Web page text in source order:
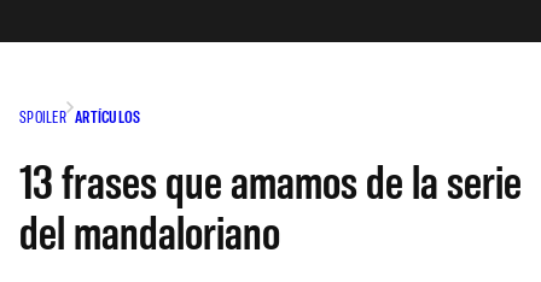
SPOILER ARTÍCULOS
13 frases que amamos de la serie
del mandaloriano